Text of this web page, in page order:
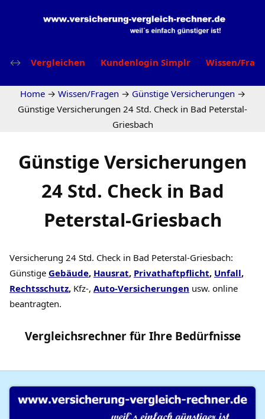
Vergleichen Kundenlogin Simplr Wissen/
Home → Wissen/Fragen → Günstige Versicherungen →
Günstige Versicherungen 24 Std. Check in Bad Peterstal-
Griesbach
Günstige Versicherungen
24 Std. Check in Bad
Peterstal-Griesbach
Versicherung 24 Std. Check in Bad Peterstal-Griesbach:
Günstige Gebäude, Hausrat, Privathaftpflicht, Unfall,
Rechtsschutz, Kfz-, Auto-Versicherungen usw. online
beantragten.
Vergleichsrechnerfür Ihre Bedürfnisse